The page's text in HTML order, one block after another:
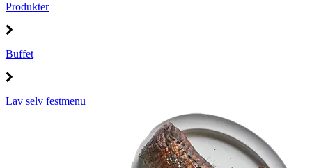
Produkter
Buffet
Lav selv festmenu